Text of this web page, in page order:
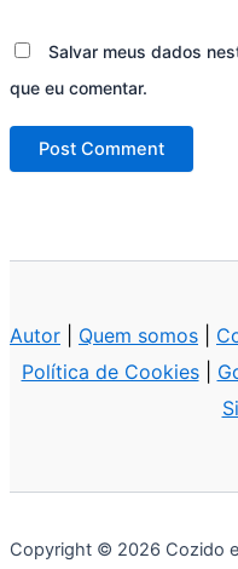
Salvar meus dados
que eu comentar.
Autor Quem somos
Política de Cookies|
Copyright © 2026 Cozido